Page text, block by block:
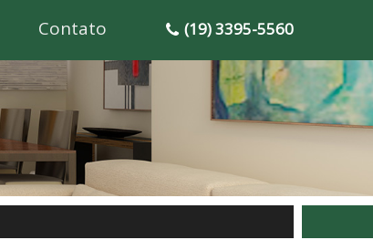
Contato (19) 3395-5560